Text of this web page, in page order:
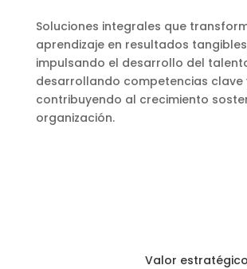
Soluciones integrales que
aprendizaje en resultados
impulsando el desarrollo del
desarrollando competencias clave
contribuyendo al crecimiento
organización.
Valor estratégico